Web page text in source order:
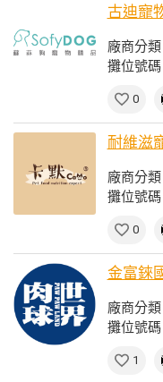
古迪寵
廠商分類
攤位號碼
0
耐維滋
廠商分類
攤位號碼
0
金富錸
廠商分類
攤位號碼
1